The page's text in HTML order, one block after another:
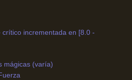
crítico incrementada en [8.0 -
mágicas (varía)